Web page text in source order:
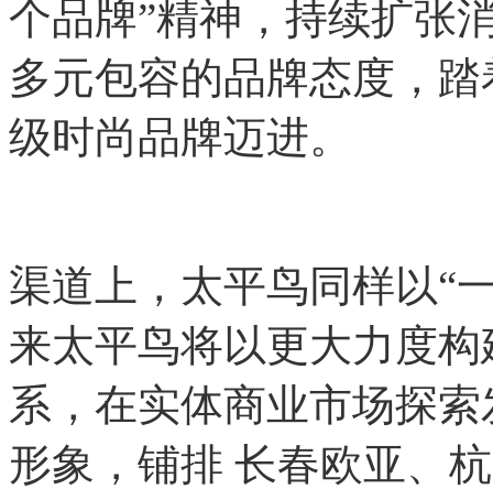
个品牌”精神，持续扩张
多元包容的品牌态度，
级时尚品牌迈进。
渠道上，太平鸟同样以“
来太平鸟将以更大力度
系，在实体商业市场探
形象，铺排 长春欧亚、